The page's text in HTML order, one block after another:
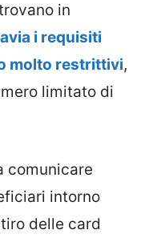
in
i requisiti
molto restrittivi,
limitato di
comunicare
intorno
delle card